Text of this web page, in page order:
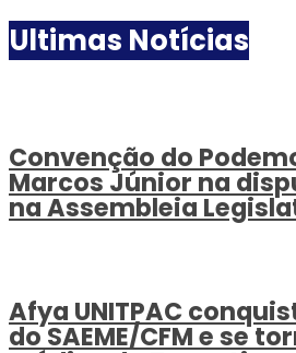
Ultimas Notícias
Convenção do
Marcos Júnior na
na Assembleia
Afya UNITPAC
do SAEME/CFM e se